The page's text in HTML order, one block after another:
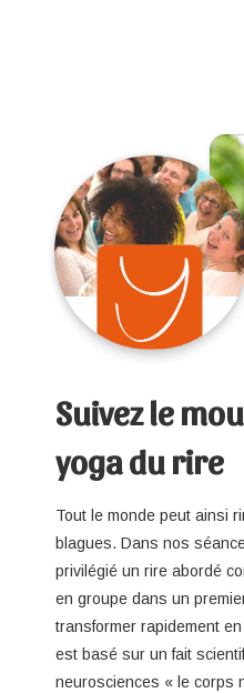
Suivez le
yoga du rire
Tout le monde peut ainsi
blagues. Dans nos
privilégié un rire abordé
en groupe dans un
transformer rapidement
est basé sur un fait
neurosciences « le corps